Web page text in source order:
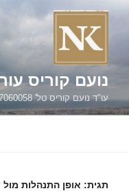
דילוג
נועם קוריס
עו"ד נועם קוריס טל' 0777060058
תגית: אופן התנהלות מול